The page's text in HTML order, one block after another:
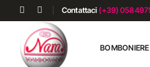
Contattaci (+39)
BOMBONIERE